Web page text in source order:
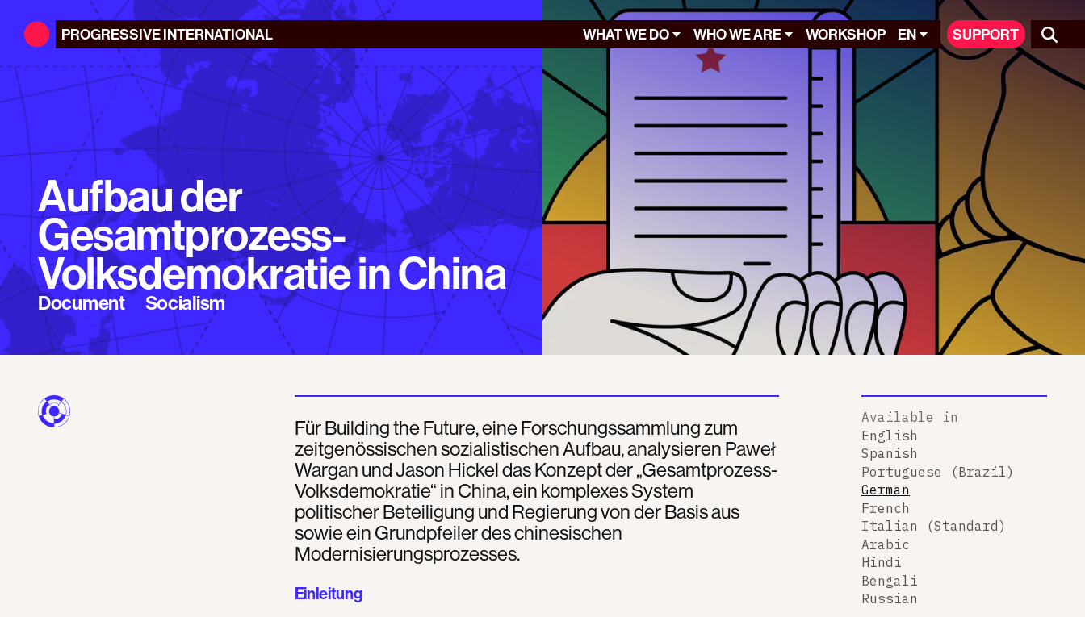
PROGRESSIVEINTERNATIONAL WHAT WE DO WHO WE ARE WORKSHOP EN SUPPORT
Aufbau der
Gesamtprozess-
Volksdemokratie in China
Document Socialism
Für Building the Future, eine Forschungssammlung zum
zeitgenössischen sozialistischen Aufbau, analysieren Paweł
Wargan und Jason Hickel das Konzept der „Gesamtprozess-
Volksdemokratie“ in China, ein komplexes System
politischer Beteiligung und Regierung von der Basis aus
sowie ein Grundpfeiler des chinesischen
Modernisierungsprozesses.
Einleitung
Available in
English
Spanish
Portuguese (Brazil)
German
French
Italian (Standard)
Arabic
Hindi
Bengali
Russian